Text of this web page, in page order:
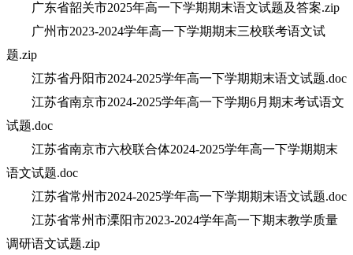
广东省韶关市2025年高一下学期期末语文试题及答案.zip
广州市2023-2024学年高一下学期期末三校联考语文试
题.zip
江苏省丹阳市2024-2025学年高一下学期期末语文试题.doc
江苏省南京市2024-2025学年高一下学期6月期末考试语文
试题.doc
江苏省南京市六校联合体2024-2025学年高一下学期期末
语文试题.doc
江苏省常州市2024-2025学年高一下学期期末语文试题.doc
江苏省常州市溧阳市2023-2024学年高一下期末教学质量
调研语文试题.zip